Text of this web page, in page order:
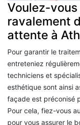
Voulez-
ravalement
attente à
Pour garantir le
entreteniez
techniciens et
esthétique sont ainsi
façade est préconisé
Pour cela, fiez-vous
pour vous assurer le